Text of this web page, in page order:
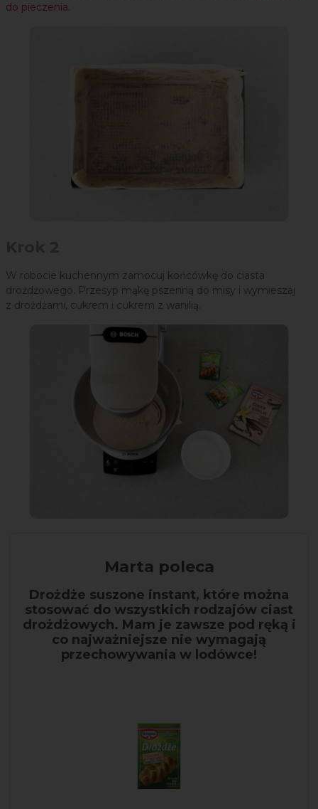
do pieczenia
W robocie kuchennym zamocuj końcówkę do ciasta
drożdżowego. Przesyp mąkę pszenną do misy i wymieszaj
z drożdżami, cukrem i cukrem z wanilią.
Marta poleca
Drożdże suszone instant, które można
stosować do wszystkich rodzajów ciast
drożdżowych. Mam je zawsze pod ręką i
co najważniejsze nie wymagają
przechowywania w lodówce!